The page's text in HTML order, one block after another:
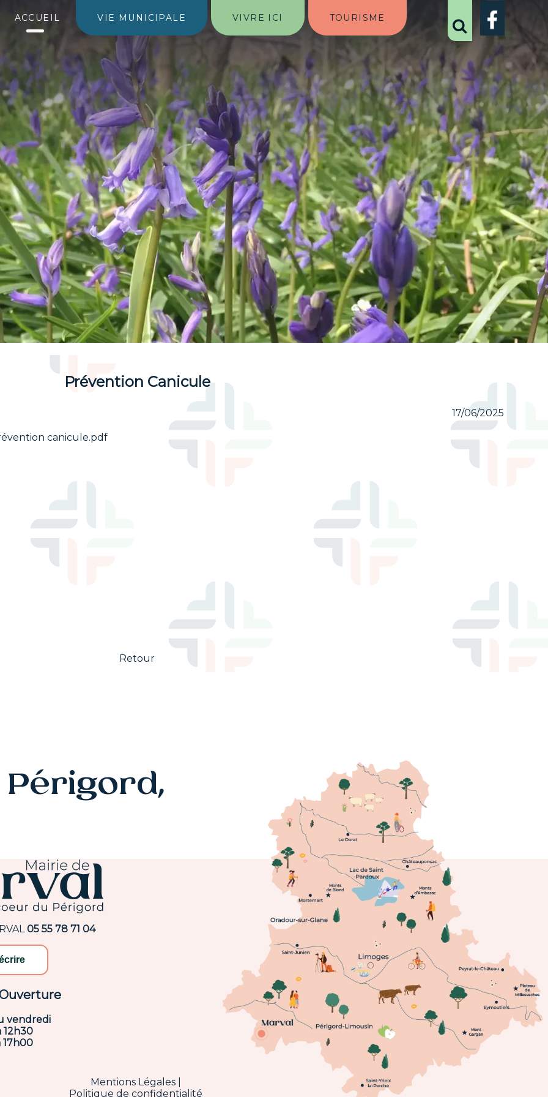
ACCUEIL VIE MUNICIPALE VIVRE ICI TOURISME
Prévention Canicule
17/06/2025
canicule.pdf
Retour
05 55 78 71 04
vendredi
12h30
17h00
Mentions Légales
Politique de confidentialité